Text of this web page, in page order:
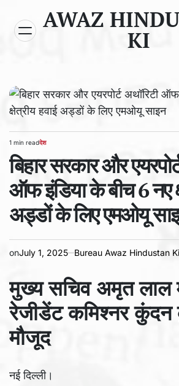
content
AWAZ
KI
Estimated
read
time
1 min readPOSTED
देश
बिहार सरकार और
ऑफ इंडिया के बीच 6 नए
अड्डों के लिए एमओयू
onJuly 1, 2025 Bureau Awaz Hindustan Ki
मुख्य सचिव अमृत लाल
रेजीडेंट कमिश्नर कुंदन
मौजूद
नई दिल्ली।